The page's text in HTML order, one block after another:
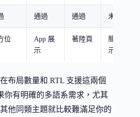
通過 通過 未標示
位
App 展
示
著陸頁
簡約展
示
布局數量和 RTL 支援這兩個
你有明確的多語系需求，尤其
他同類主題就比較難滿足你的